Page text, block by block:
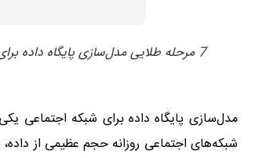
7 مرحله طلایی مدل‌سازی پایگاه داده برای شبکه اجتماعی با SQL
مدل‌سازی پایگاه داده برای شبکه اجتماعی
شبکه‌های اجتماعی روزانه حجم عظیمی از